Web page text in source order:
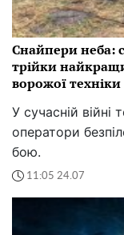
Снайпери неба:
трійки
ворожої
У сучасній війні
оператори
бою.
11:05 24.07